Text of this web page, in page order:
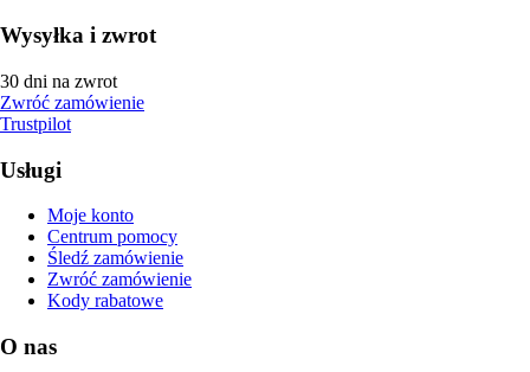
Wysyłka i zwrot
30 dni na zwrot
Zwróć zamówienie
Trustpilot
Usługi
Moje konto
Centrum pomocy
Śledź zamówienie
Zwróć zamówienie
Kody rabatowe
O nas